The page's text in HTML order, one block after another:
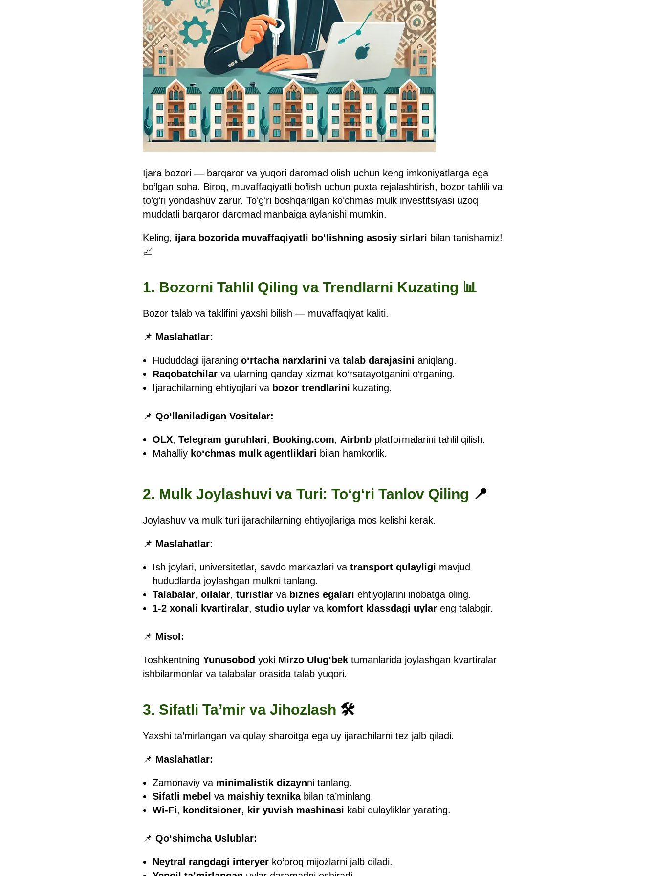
Ijara bozori — barqaror va yuqori daromad olish uchun keng imkoniyatlarga ega
bo‘lgan soha. Biroq, muvaffaqiyatli bo‘lish uchun puxta rejalashtirish, bozor tahlili va
to‘g‘ri yondashuv zarur. To‘g‘ri boshqarilgan ko‘chmas mulk investitsiyasi uzoq
muddatli barqaror daromad manbaiga aylanishi mumkin.
Keling, ijara bozorida muvaffaqiyatli bo‘lishning asosiy sirlari bilan tanishamiz!
📈
1. Bozorni Tahlil Qiling va Trendlarni Kuzating 📊
Bozor talab va taklifini yaxshi bilish — muvaffaqiyat kaliti.
📌 Maslahatlar:
Hududdagi ijaraning o‘rtacha narxlarini va talab darajasini aniqlang.
Raqobatchilar va ularning qanday xizmat ko‘rsatayotganini o‘rganing.
Ijarachilarning ehtiyojlari va bozor trendlarini kuzating.
📌 Qo‘llaniladigan Vositalar:
OLX, Telegram guruhlari, Booking.com, Airbnb platformalarini tahlil qilish.
Mahalliy ko‘chmas mulk agentliklari bilan hamkorlik.
2. Mulk Joylashuvi va Turi: To‘g‘ri Tanlov Qiling 📍
Joylashuv va mulk turi ijarachilarning ehtiyojlariga mos kelishi kerak.
📌 Maslahatlar:
Ish joylari, universitetlar, savdo markazlari va transport qulayligi mavjud
hududlarda joylashgan mulkni tanlang.
Talabalar, oilalar, turistlar va biznes egalari ehtiyojlarini inobatga oling.
1-2 xonali kvartiralar, studio uylar va komfort klassdagi uylar eng talabgir.
📌 Misol:
Toshkentning Yunusobod yoki Mirzo Ulug‘bek tumanlarida joylashgan kvartiralar
ishbilarmonlar va talabalar orasida talab yuqori.
3. Sifatli Ta’mir va Jihozlash 🛠
Yaxshi ta’mirlangan va qulay sharoitga ega uy ijarachilarni tez jalb qiladi.
📌 Maslahatlar:
Zamonaviy va minimalistik dizaynni tanlang.
Sifatli mebel va maishiy texnikabilan ta’minlang.
Wi-Fi, konditsioner, kir yuvish mashinasi kabi qulayliklar yarating.
📌 Qo‘shimcha Uslublar:
Neytral rangdagi interyer ko‘proq mijozlarni jalb qiladi.